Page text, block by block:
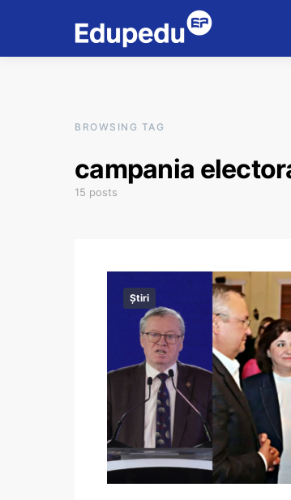
BROWSING TAG
campania
15 posts
Știri